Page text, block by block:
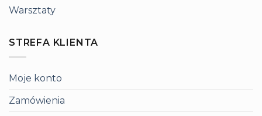
Warsztaty
STREFA KLIENTA
Moje konto
Zamówienia